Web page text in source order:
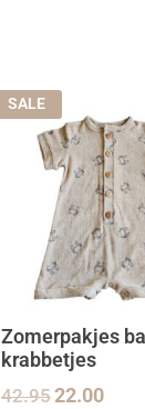
SALE
Zomerpakjes
krabbetjes
42.9522.00